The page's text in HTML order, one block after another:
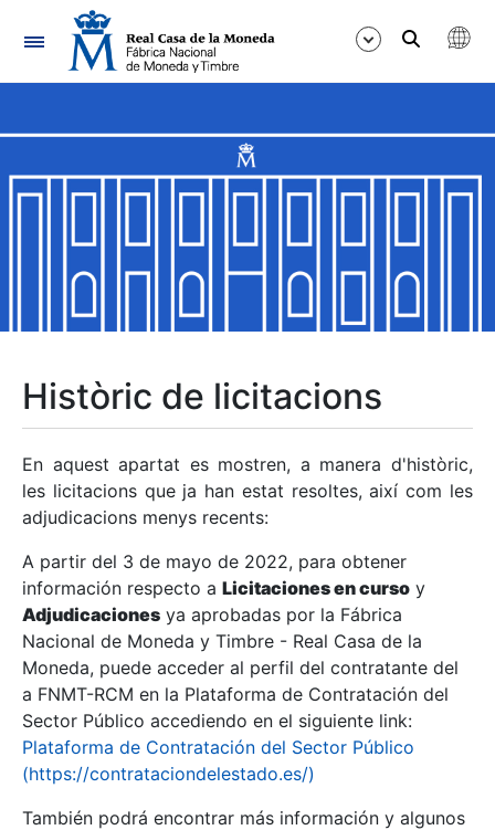
Navegació
Mostra/Amaga
Mostra/Amaga
Mostra/Amaga
Mostra/Amaga
Mostra/Amaga
Històric de licitacions
En aquest apartat es mostren, a manera d'històric,
les licitacions que ja han estat resoltes, així com les
adjudicacions menys recents:
A partir del 3 de mayo de 2022, para obtener
información respecto a Licitaciones en curso y
Adjudicaciones ya aprobadas por la Fábrica
Nacional de Moneda y Timbre - Real Casa de la
Moneda, puede acceder al perfil del contratante del
a FNMT-RCM en la Plataforma de Contratación del
Sector Público accediendo en el siguiente link:
Plataforma de Contratación del Sector Público
(https://contrataciondelestado.es/)
También podrá encontrar más información y algunos